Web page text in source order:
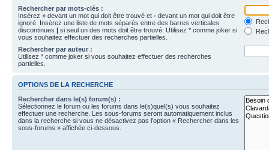
Rechercher par mots-clés :
Insérez + devant un mot qui doit être trouvé et - devant un mot qui doit être
ignoré. Insérez une liste de mots séparés entre des barres verticales
discontinues | si seul un des mots doit être trouvé. Utilisez * comme joker si
vous souhaitez effectuer des recherches partielles.
Rechercher par auteur :
Utilisez * comme joker si vous souhaitez effectuer des recherches
partielles.
OPTIONS DE LA RECHERCHE
Rechercher dans le(s) forum(s) :
Sélectionnez le forum ou les forums dans le(s)quel(s) vous souhaitez
effectuer une recherche. Les sous-forums seront automatiquement inclus
dans la recherche si vous ne désactivez pas l’option « Rechercher dans les
sous-forums » affichée ci-dessous.